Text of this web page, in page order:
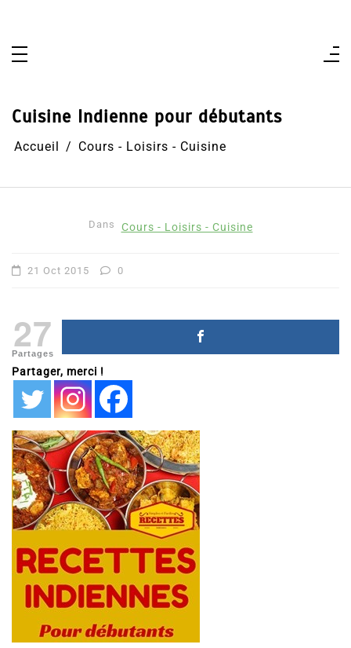
Cuisine Indienne pour débutants
Accueil Cours - Loisirs - Cuisine
Dans Cours - Loisirs - Cuisine
21 Oct 2015 0
27
Partages
Partager, merci !